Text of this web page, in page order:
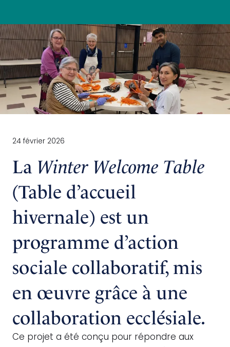
24 février 2026
La Winter Welcome Table
(Table d’accueil
hivernale) est un
programme d’action
sociale collaboratif, mis
en œuvre grâce à une
collaboration ecclésiale.
Ce projet a été conçu pour répondre aux